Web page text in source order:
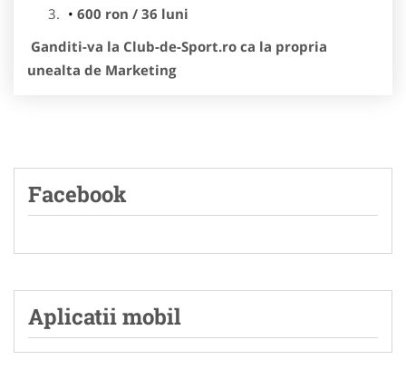
600 ron / 36 luni
Ganditi-va la Club-de-Sport.ro ca la propria
unealta de Marketing
Facebook
Aplicatii mobil